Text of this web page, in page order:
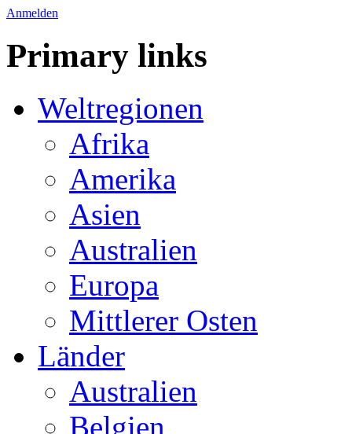
Anmelden
Primary links
Weltregionen
Afrika
Amerika
Asien
Australien
Europa
Mittlerer Osten
Länder
Australien
Belgien